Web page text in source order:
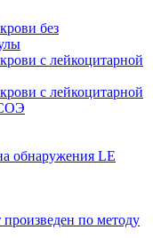
без
с лейкоцитарной
с лейкоцитарной
обнаружения LE
по методу